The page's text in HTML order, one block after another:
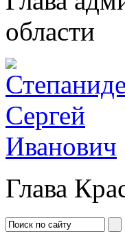
области
Глава